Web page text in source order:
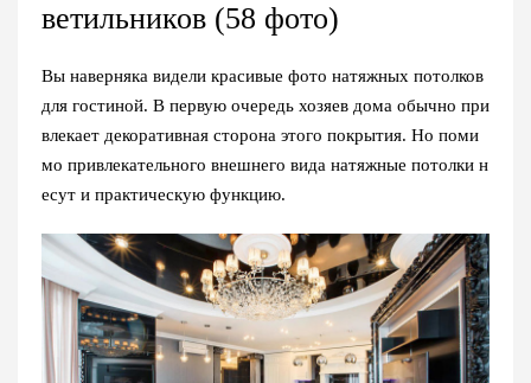
ветильников (58 фото)
Вы наверняка видели красивые фото натяжных потолков
для гостиной. В первую очередь хозяев дома обычно при
влекает декоративная сторона этого покрытия. Но поми
мо привлекательного внешнего вида натяжные потолки н
есут и практическую функцию.